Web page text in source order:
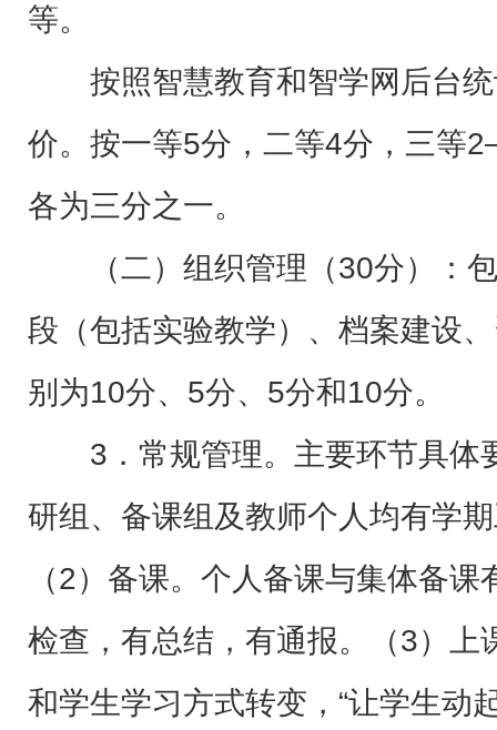
等。
按照智慧教育和智学网后台
价。按一等5分，二等4分，三等
各为三分之一。
（二）组织管理（30分）：
段（包括实验教学）、档案建设
别为10分、5分、5分和10分。
3．常规管理。主要环节具体
研组、备课组及教师个人均有学
（2）备课。个人备课与集体备
检查，有总结，有通报。（3）上
和学生学习方式转变，“让学生动